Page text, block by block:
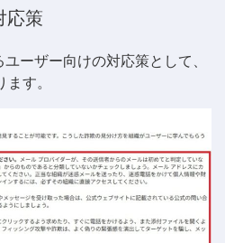
応策
ーザー向けの対応策として、
す。